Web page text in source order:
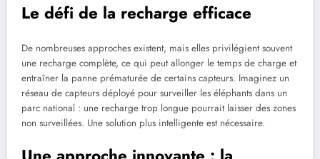
Le défi de la recharge efficace
De nombreuses approches existent, mais elles privilégient souvent
une recharge complète, ce qui peut allonger le temps de charge et
entraîner la panne prématurée de certains capteurs. Imaginez un
réseau de capteurs déployé pour surveiller les éléphants dans un
parc national : une recharge trop longue pourrait laisser des zones
non surveillées. Une solution plus intelligente est nécessaire.